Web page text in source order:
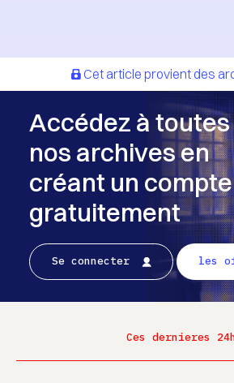
Cet article provient des
Accédez à toutes
nos archives en
créant un compte
gratuitement
Se connecter les
Ces dernieres